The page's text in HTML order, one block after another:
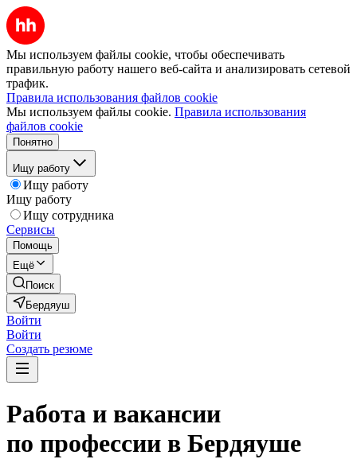
Мы используем файлы cookie, чтобы обеспечивать
правильную работу нашего веб-сайта и анализировать сетевой
трафик.
Правила использования файлов cookie
Мы используем файлы cookie. Правила использования
файлов cookie
Понятно
Ищу работу
Ищу работу
Ищу работу
Ищу сотрудника
Сервисы
Помощь
Ещё
Поиск
Бердяуш
Войти
Войти
Создать резюме
Работа и вакансии
по профессии в Бердяуше